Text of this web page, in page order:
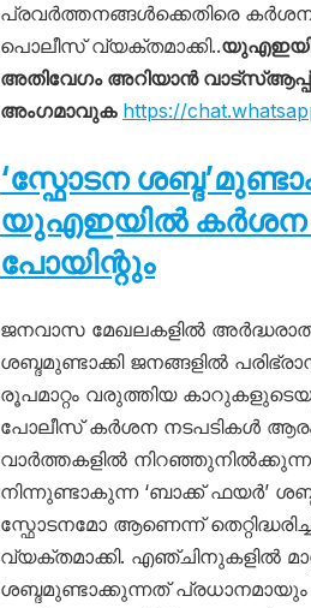
പ്രവർത്തനങ്ങൾക്കെതിരെ
പൊലീസ് വ്യക്തമാക്കി..
അതിവേഗം അറിയാൻ വാട്സ്ആപ്പ്
അംഗമാവുക https://
‘സ്ഫോടന
യുഎഇയിൽ കർശന
പോയിന്റും
ജനവാസ മേഖലകളിൽ
ശബ്ദമുണ്ടാക്കി ജനങ്ങളിൽ
രൂപമാറ്റം വരുത്തിയ
പോലീസ് കർശന നടപടികൾ
വാർത്തകളിൽ
നിന്നുണ്ടാകുന്ന ‘ബാക്ക്
സ്ഫോടനമോ ആണെന്ന്
വ്യക്തമാക്കി. എഞ്ചിനുകളിൽ
ശബ്ദമുണ്ടാക്കുന്നത്